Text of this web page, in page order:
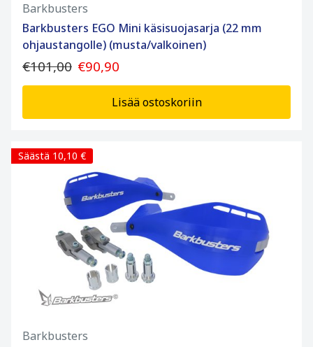
Barkbusters
Barkbusters EGO Mini käsisuojasarja (22 mm
ohjaustangolle) (musta/valkoinen)
€101,00 €90,90
Lisää ostoskoriin
Säästä 10,10 €
Barkbusters